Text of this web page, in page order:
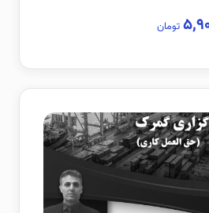
تومان